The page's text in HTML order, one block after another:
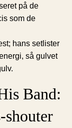
på de
som de
hans setlister
så gulvet
Band:
shouter